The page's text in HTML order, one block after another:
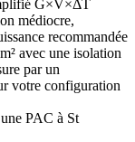
G×V×ΔT
médiocre,
recommandée
avec une isolation
par un
votre configuration
PAC à St